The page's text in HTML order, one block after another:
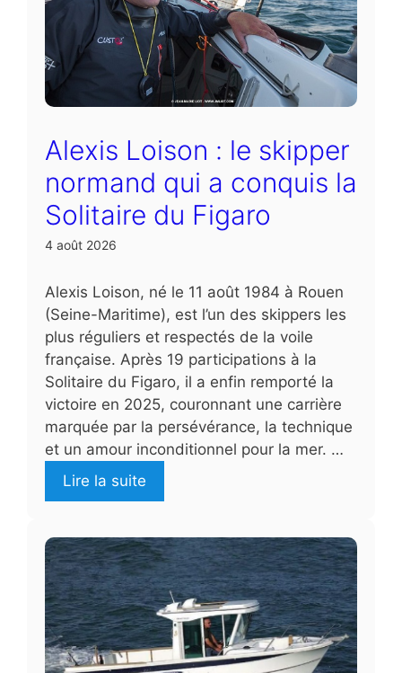
Alexis Loison : le skipper
normand qui a conquis la
Solitaire du Figaro
4 août 2026
Alexis Loison, né le 11 août 1984 à Rouen
(Seine-Maritime), est l’un des skippers les
plus réguliers et respectés de la voile
française. Après 19 participations à la
Solitaire du Figaro, il a enfin remporté la
victoire en 2025, couronnant une carrière
marquée par la persévérance, la technique
et un amour inconditionnel pour la mer. …
Lire la suite